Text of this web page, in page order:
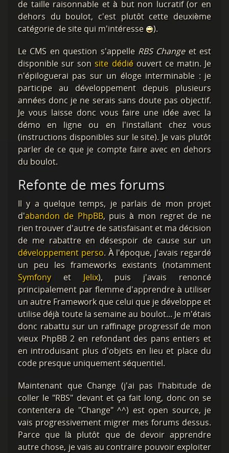
de taille raisonnable et à but non lucratif (or en
dehors du boulot, c'est plutôt cette deuxième
catégorie de site qui m'intéresse
).
Le CMS en question s'appelle RBS Changeet est
disponible sur son site dédiéouvert ce matin. Je
n'épiloguerai pas sur un éloge interminable : je
participe au développement depuis plusieurs
années donc je ne serais sans doute pas objectif.
Je vous laisse donc vous faire une idée avec la
démo en ligne ou en l'installant chez vous
(instructions disponibles sur le site). Je vais plutôt
parler de ce que je compte faire avec en dehors
du boulot.
Refonte de mes forums
Il y a quelque temps, je parlais de mon projet
d'abandon de PhpBB, puis à mon regret de ne
rien trouver d'autre de satisfaisant et ma décision
de me rabattre en désespoir de cause sur un
développement perso. À l'époque, j'avais regardé
un peu les frameworks existants (notamment
Symfony et Jelix), puis j'avais renoncé
principalement par flemme d'apprendre à utiliser
un autre Framework que celui que je développe et
utilise déjà toute la semaine au boulot... Je m'étais
donc rabattu sur un raffinage progressif de mon
vieux PhpBB 2 en refondant des pans entiers et
en introduisant plus d'objets en lieu et place du
code presque uniquement séquentiel.
Maintenant que Change (j'ai pas l'habitude de
coller le "RBS" devant et ça fait long, donc on se
contentera de "Change" ^^) est open source, je
vais progressivement migrer mes forums dessus.
Parce que là plutôt que de devoir apprendre
autre chose, je vais au contraire pouvoir exploiter